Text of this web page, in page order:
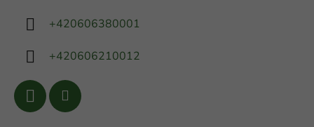
+420606380001
+420606210012